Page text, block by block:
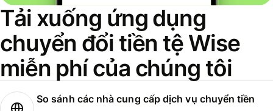
Tải xuống ứng dụng
chuyển đổi tiền tệ Wise
miễn phí của chúng tôi
So sánh các nhà cung cấp dịch vụ chuyển tiền